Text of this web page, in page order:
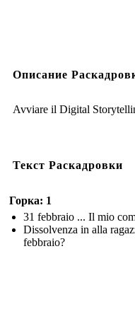
Описание
Avviare il Digital
Текст Раскадровки
Горка: 1
31 febbraio ... Il mio
Dissolvenza in alla
febbraio?